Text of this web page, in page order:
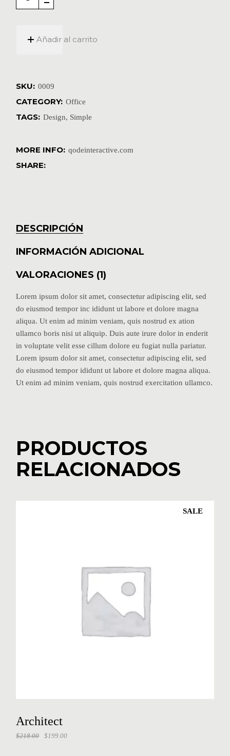
Añadir al carrito
SKU: 0009
CATEGORY: Office
TAGS: Design, Simple
MORE INFO: qodeinteractive.com
SHARE:
DESCRIPCIÓN
INFORMACIÓN ADICIONAL
VALORACIONES (1)
Lorem ipsum dolor sit amet, consectetur adipiscing elit, sed
do eiusmod tempor inc ididunt ut labore et dolore magna
aliqua. Ut enim ad minim veniam, quis nostrud ex ation
ullamco boris nisi ut aliquip. Duis aute irure dolor in enderit
in voluptate velit esse cillum dolore eu fugiat nulla pariatur.
Lorem ipsum dolor sit amet, consectetur adipiscing elit, sed
do eiusmod tempor ididunt ut labore et dolore magna aliqua.
Ut enim ad minim veniam, quis nostrud exercitation ullamco.
PRODUCTOS
RELACIONADOS
SALE
Architect
$218.00 $ 199.00